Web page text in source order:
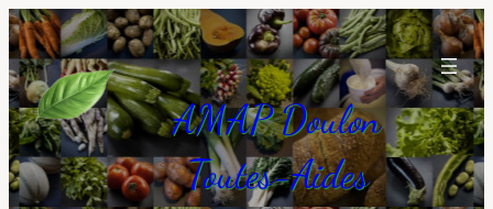
Aller
au
contenu
AMAP Doulon
Toutes-Aides